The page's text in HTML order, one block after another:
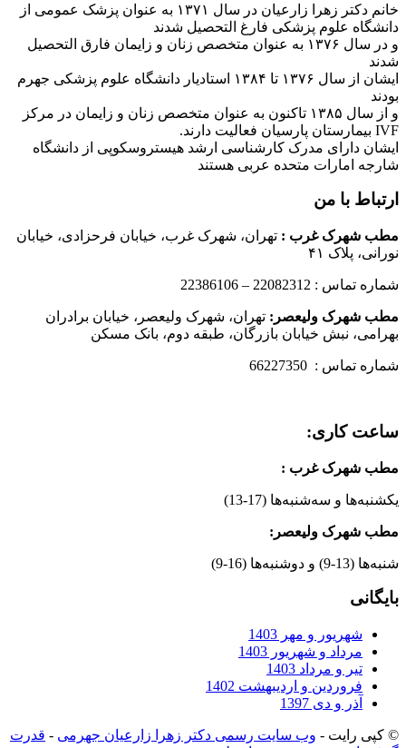
خانم دکتر زهرا زارعیان در سال ۱۳۷۱ به عنوان پزشک عمومی از
دانشگاه علوم پزشکی فارغ التحصیل شدند
و در سال ۱۳۷۶ به عنوان متخصص زنان و زایمان فارق التحصیل
شدند
ایشان از سال ۱۳۷۶ تا ۱۳۸۴ استادیار دانشگاه علوم پزشکی جهرم
بودند
و از سال ۱۳۸۵ تاکنون به عنوان متخصص زنان و زایمان در مرکز
IVF بیمارستان پارسیان فعالیت دارند.
ایشان دارای مدرک کارشناسی ارشد هیستروسکوپی از دانشگاه
شارجه امارات متحده عربی هستند
ارتباط با من
مطب شهرک غرب : تهران، شهرک غرب، خیابان فرحزادی، خیابان
نورانی، پلاک ۴۱
شماره تماس : 22082312 – 22386106
مطب شهرک ولیعصر: تهران، شهرک ولیعصر، خیابان برادران
بهرامی، نبش خیابان بازرگان، طبقه دوم، بانک مسکن
شماره تماس : 66227350
ساعت کاری:
مطب شهرک غرب :
یکشنبه‌ها و سه‌شنبه‌ها (17-13)
مطب شهرک ولیعصر:
شنبه‌ها (13-9) و دوشنبه‌ها (16-9)
بایگانی
شهریور و مهر 1403
مرداد و شهریور 1403
تیر و مرداد 1403
فروردین و اردیبهشت 1402
آذر و دی 1397
© کپی رایت - وب سایت رسمی دکتر زهرا زارعیان جهرمی - قدرت